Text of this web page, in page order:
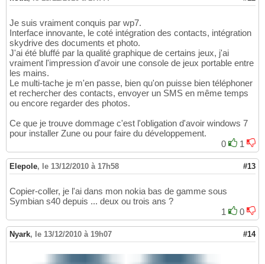
Je suis vraiment conquis par wp7.
Interface innovante, le coté intégration des contacts, intégration
skydrive des documents et photo.
J'ai été bluffé par la qualité graphique de certains jeux, j'ai
vraiment l'impression d'avoir une console de jeux portable entre
les mains.
Le multi-tache je m'en passe, bien qu'on puisse bien téléphoner
et rechercher des contacts, envoyer un SMS en même temps
ou encore regarder des photos.
Ce que je trouve dommage c'est l'obligation d'avoir windows 7
pour installer Zune ou pour faire du développement.
0
1
Elepole, le 13/12/2010 à 17h58 #13
Copier-coller, je l'ai dans mon nokia bas de gamme sous
Symbian s40 depuis ... deux ou trois ans ?
1
0
Nyark, le 13/12/2010 à 19h07 #14